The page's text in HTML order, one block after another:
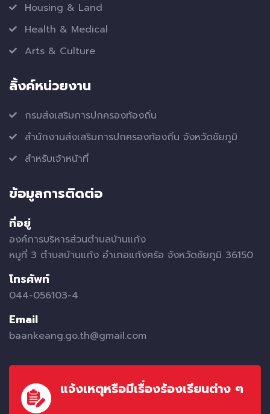
Housing & Land
Health & Medical
Arts & Culture
ลิ้งค์หน่วยงาน
กรมส่งเสริมการปกครองท้องถิ่น
สำนักงานส่งเสริมการปกครองท้องถิ่น จังหวัดชัยภูมิ
สำหรับเจ้าหน้าที่
ข้อมูลการติดต่อ
ที่อยู่
องค์การบริหารส่วนตำบลบ้านแก้ง
หมูที่ 3 ตำบลบ้านแก้ง อำเภอแก้งคร้อ จังหวัดชัยภูมิ 36150
โทรศัพท์
044-056103-4
Email
baankeang.go.th@gmail.com
แจ้งเหตุหรือมีเรื่องร้องเรียนต่าง ๆ